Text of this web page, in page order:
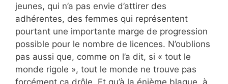
jeunes, qui n’a pas envie d’attirer des
adhérentes, des femmes qui représentent
pourtant une importante marge de progression
possible pour le nombre de licences. N’oublions
pas aussi que, comme on l’a dit, si « tout le
monde rigole », tout le monde ne trouve pas
forcément ça drôle. Et qu’à la énième blague, à